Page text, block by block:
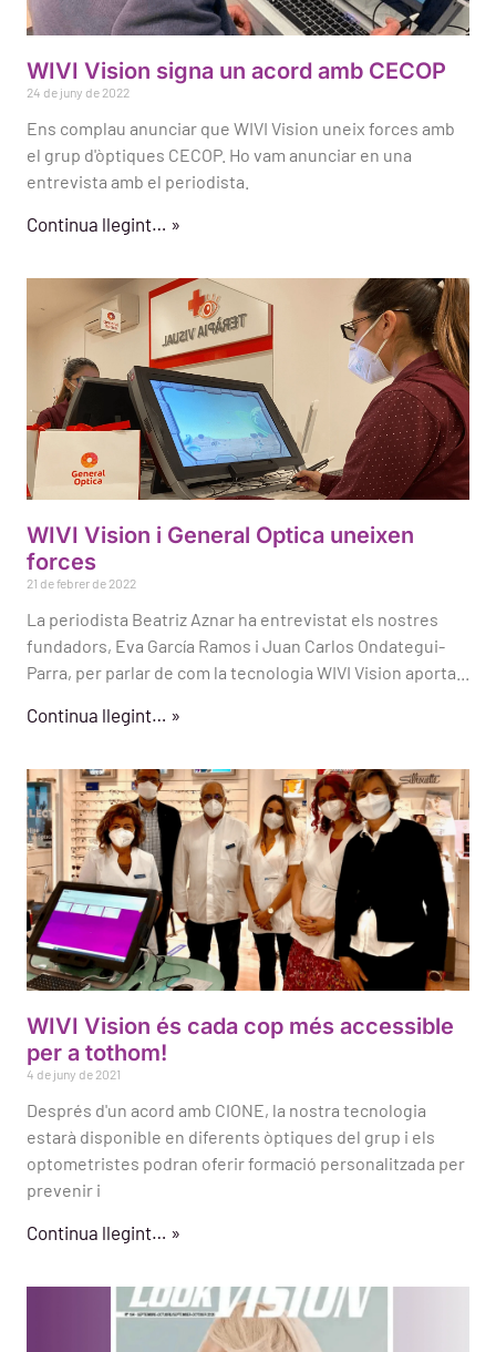
WIVI Vision signa un acord amb CECOP
24 de juny de 2022
Ens complau anunciar que WIVI Vision uneix forces amb
el grup d'òptiques CECOP. Ho vam anunciar en una
entrevista amb el periodista.
Continua llegint… »
WIVI Vision i General Optica uneixen
forces
21 de febrer de 2022
La periodista Beatriz Aznar ha entrevistat els nostres
fundadors, Eva García Ramos i Juan Carlos Ondategui-
Parra, per parlar de com la tecnologia WIVI Vision aporta...
Continua llegint… »
WIVI Vision és cada cop més accessible
per a tothom!
4 de juny de 2021
Després d'un acord amb CIONE, la nostra tecnologia
estarà disponible en diferents òptiques del grup i els
optometristes podran oferir formació personalitzada per
prevenir i
Continua llegint… »